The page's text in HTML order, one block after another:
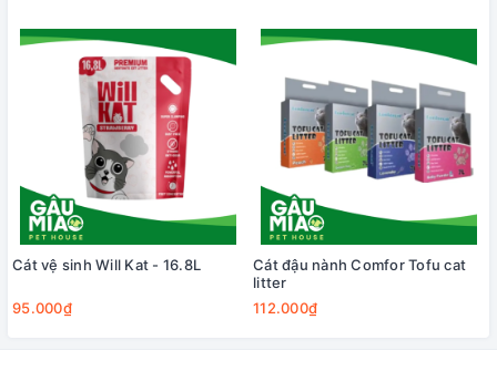
Cát vệ sinh Will Kat - 16.8L
95.000₫
Cát đậu nành Comfor Tofu cat
litter
112.000₫